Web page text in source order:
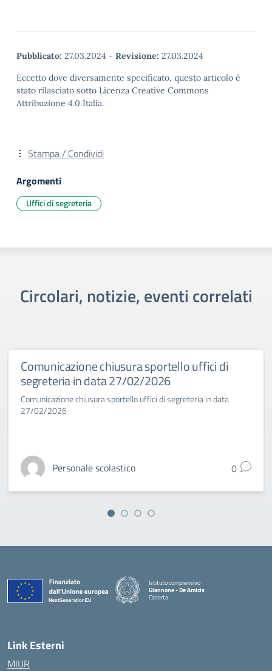
Pubblicato: 27.03.2024 - Revisione: 27.03.2024
Eccetto dove diversamente specificato, questo articolo è
stato rilasciato sotto Licenza Creative Commons
Attribuzione 4.0 Italia.
Stampa / Condividi
Argomenti
Uffici di segreteria
Circolari, notizie, eventi correlati
Comunicazione chiusura sportello uffici di
segreteria in data 27/02/2026
Comunicazione chiusura sportello uffici di segreteria in data
27/02/2026
Personale scolastico 0
Istituto comprensivo
Giannone - De Amicis
Caserta
Link Esterni
MIUR